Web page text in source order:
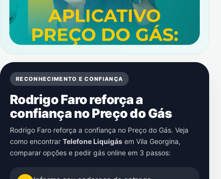
RECONHECIMENTO E CONFIANÇA
Rodrigo Faro reforça a
confiança no Preço do Gás
Rodrigo Faro reforça a confiança no Preço do Gás. Veja
como encontrar Telefone Liquigás em Vila Georgina,
comparar opções e pedir gás online em 3 passos: